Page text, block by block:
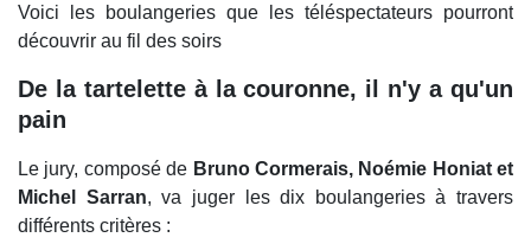
Voici les boulangeries que les téléspectateurs pourront
découvrir au fil des soirs
De la tartelette à la couronne, il n'y a qu'un
pain
Le jury, composé de Bruno Cormerais, Noémie Honiat et
Michel Sarran, va juger les dix boulangeries à travers
différents critères :